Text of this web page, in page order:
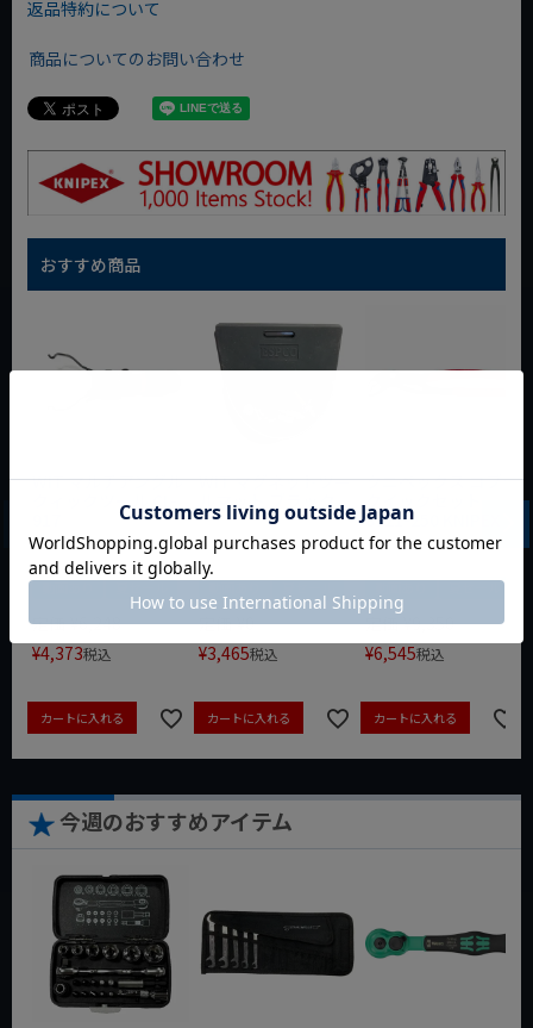
返品特約について
商品についてのお問い合わせ
おすすめ商品
WIT マルチアングル
クィックツール CL-
定価 ¥6,248
¥4,373税込
カートに入れる
WIT マグネットツー
ルマット ブラック
定価 ¥0
¥3,465税込
カートに入れる
クニペックス コブラ
8721-250 KNIPEX
定価 ¥9,350
¥6,545税込
カートに入れる
今週のおすすめアイテム